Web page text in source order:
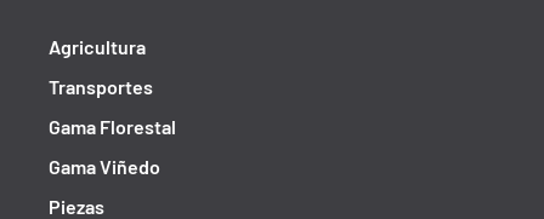
Agricultura
Transportes
Gama Florestal
Gama Viñedo
Piezas